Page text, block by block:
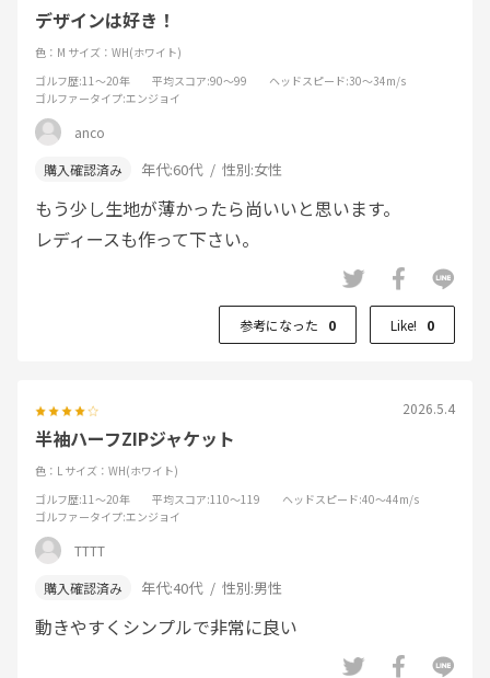
デザインは好き！
色：M サイズ：WH(ホワイト)
ゴルフ歴:11～20年 平均スコア:90～99 ヘッドスピード:30～34m/s
ゴルファータイプ:エンジョイ
anco
年代:60代 性別:女性
もう少し生地が薄かったら尚いいと思います。
レディースも作って下さい。
参考になった 0 Like! 0
2026.5.4
半袖ハーフZIPジャケット
色：L サイズ：WH(ホワイト)
ゴルフ歴:11～20年 平均スコア:110～119 ヘッドスピード:40～44m/s
ゴルファータイプ:エンジョイ
TTTT
年代:40代 性別:男性
動きやすくシンプルで非常に良い